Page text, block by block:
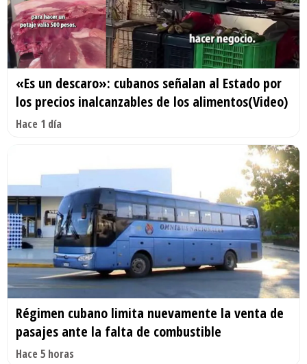
«Es un descaro»: cubanos señalan al Estado por
los precios inalcanzables de los alimentos(Video)
Hace 1 día
Régimen cubano limita nuevamente la venta de
pasajes ante la falta de combustible
Hace 5 horas